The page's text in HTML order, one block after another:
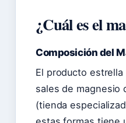
¿Cuál es el
Composición del
El producto estrella
sales de magnesio
(tienda